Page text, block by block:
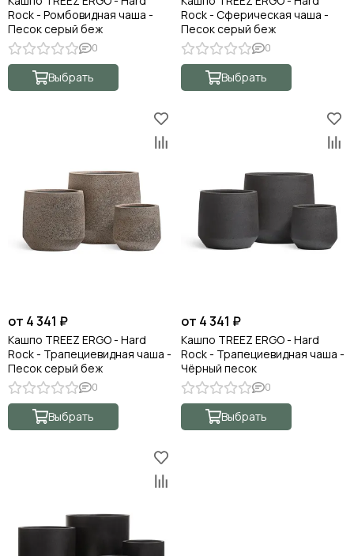
Rock - Ромбовидная чаша -
Песок серый беж
0
Выбрать
Rock - Сферическая чаша -
Песок серый беж
0
Выбрать
от 4 341 ₽
Кашпо TREEZ ERGO - Hard
Rock - Трапециевидная чаша -
Песок серый беж
0
Выбрать
от 4 341 ₽
Кашпо TREEZ ERGO - Hard
Rock - Трапециевидная чаша -
Чёрный песок
0
Выбрать